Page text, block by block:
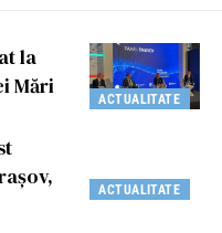
ACTUALITATE
la
Mări
ACTUALITATE